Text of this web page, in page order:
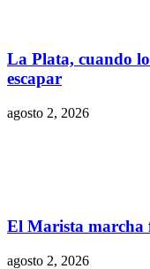
La Plata, cuando
escapar
agosto 2, 2026
El Marista marcha
agosto 2, 2026